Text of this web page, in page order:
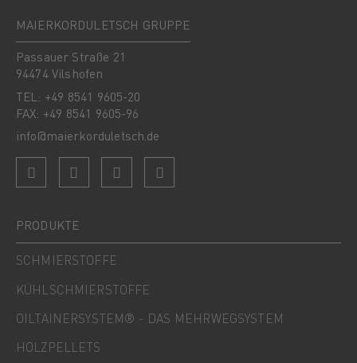
MAIERKORDULETSCH GRUPPE
Passauer Straße 21
94474 Vilshofen
TEL: +49 8541 9605-20
FAX: +49 8541 9605-96
info@maierkorduletsch.de
PRODUKTE
SCHMIERSTOFFE
KÜHLSCHMIERSTOFFE
OILTAINERSYSTEM® - DAS MEHRWEGSYSTEM
HOLZPELLETS